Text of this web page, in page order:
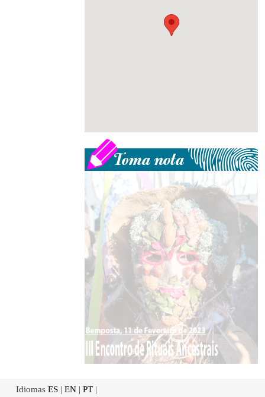
Idiomas ES | EN | PT |